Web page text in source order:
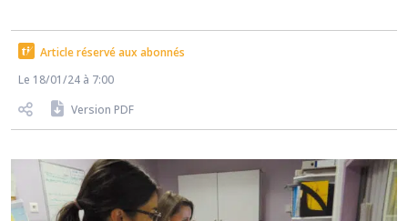
Article réservé aux abonnés
Le 18/01/24 à 7:00
Version PDF